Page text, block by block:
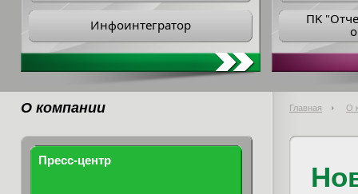
Инфоинтегратор
ПK
О компании Главная О
Пресс-центр